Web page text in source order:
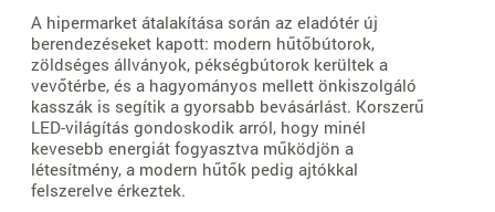
A hipermarket átalakítása során az eladótér új
berendezéseket kapott: modern hűtőbútorok,
zöldséges állványok, pékségbútorok kerültek a
vevőtérbe, és a hagyományos mellett önkiszolgáló
kasszák is segítik a gyorsabb bevásárlást. Korszerű
LED-világítás gondoskodik arról, hogy minél
kevesebb energiát fogyasztva működjön a
létesítmény, a modern hűtők pedig ajtókkal
felszerelve érkeztek.